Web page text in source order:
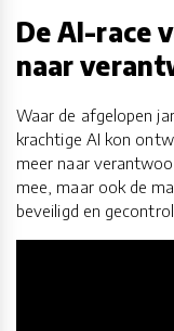
De AI-race
naar
Waar de afgelopen
krachtige AI kon
meer naar
mee, maar ook de
beveiligd en